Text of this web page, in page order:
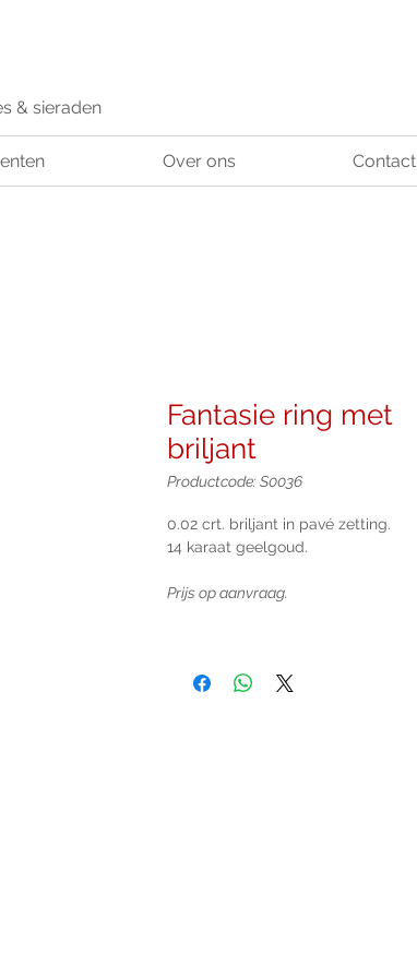
& sieraden
Over ons Contact
Fantasie ring met
briljant
Productcode: S0036
0.02 crt. briljant in pavé zetting.
14 karaat geelgoud.
Prijs op aanvraag.